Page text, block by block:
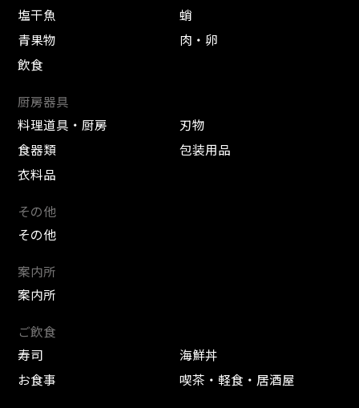
塩干魚
蛸
青果物
肉・卵
飲食
厨房器具
料理道具・厨房
刃物
食器類
包装用品
衣料品
その他
その他
案内所
案内所
ご飲食
寿司
海鮮丼
お食事
喫茶・軽食・居酒屋